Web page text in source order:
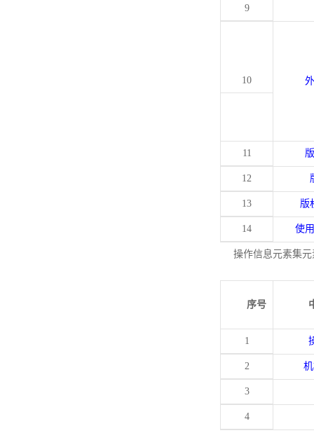
9
10
11
12
13 版
14 使
操作信息元素集
序号
1
2
3
4